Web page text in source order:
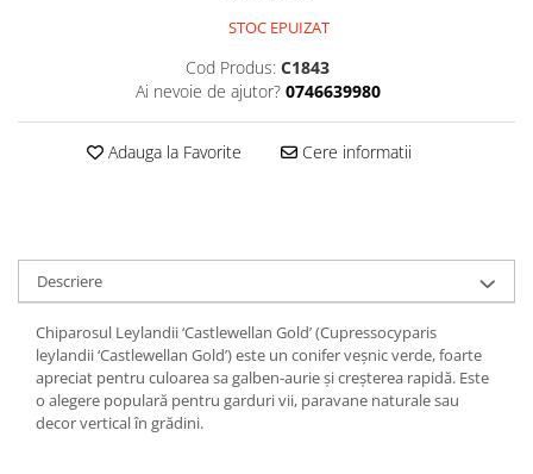
STOC EPUIZAT
Cod Produs: C1843
Ai nevoie de ajutor? 0746639980
Adauga la Favorite Cere informatii
Descriere
Chiparosul Leylandii ‘Castlewellan Gold’ (Cupressocyparis
leylandii ‘Castlewellan Gold’) este un conifer veșnic verde, foarte
apreciat pentru culoarea sa galben-aurie și creșterea rapidă. Este
o alegere populară pentru garduri vii, paravane naturale sau
decor vertical în grădini.